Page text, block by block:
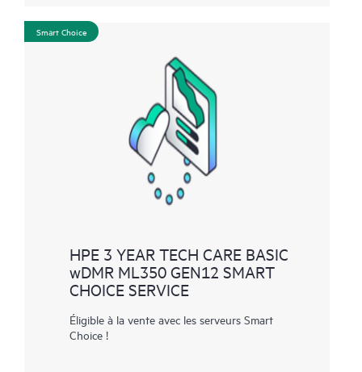
Smart Choice
HPE 3 YEAR TECH CARE BASIC
wDMR ML350 GEN12 SMART
CHOICE SERVICE
Éligible à la vente avec les serveurs Smart
Choice !